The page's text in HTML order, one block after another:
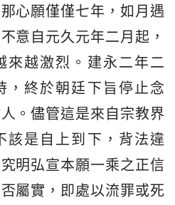
心願僅僅七年，如月遇
意自元久元年二月起，
來越激烈。建永二年二
，終於朝廷下旨停止念
。儘管這是來自宗教界
該是自上到下，背法違
明弘宣本願一乘之正信
屬實，即處以流罪或死